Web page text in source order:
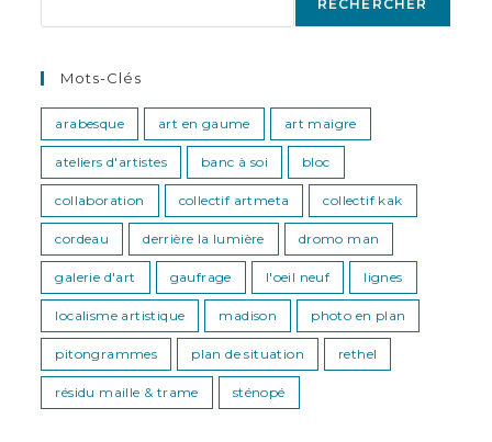
RECHERCHER
Mots-Clés
arabesque art en gaume art maigre
ateliers d'artistes banc à soi bloc
collaboration collectif artmeta collectif kak
cordeau derrière la lumière dromo man
galerie d'art gaufrage l'oeil neuf lignes
localisme artistique madison photo en plan
pitongrammes plan de situation rethel
résidu maille & trame sténopé